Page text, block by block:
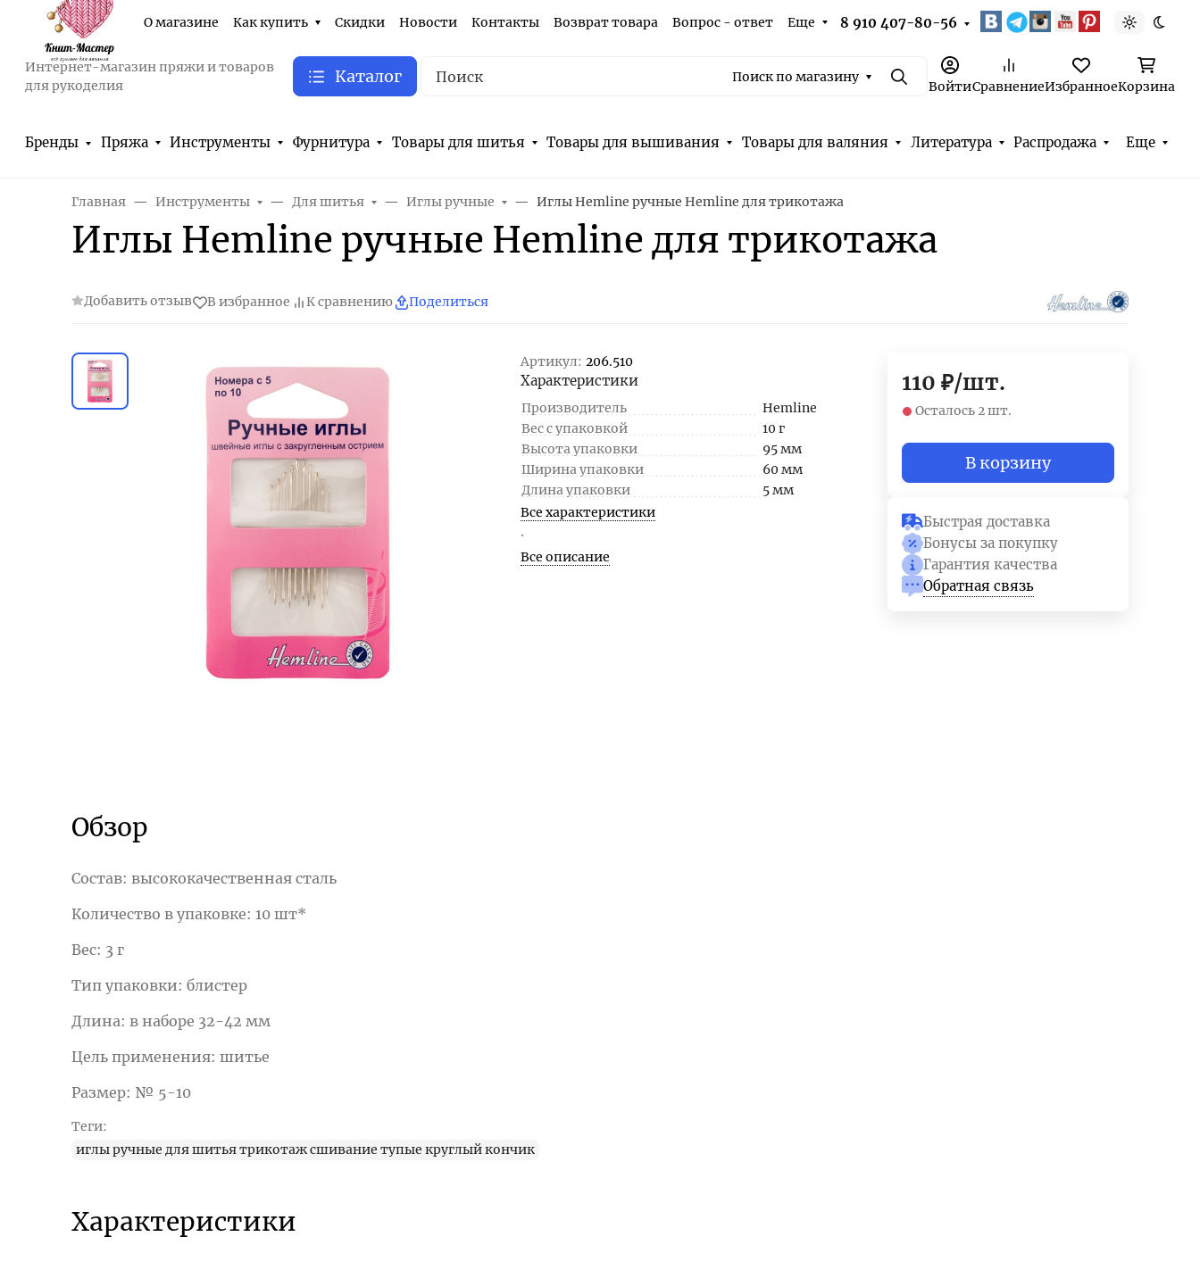
О магазине Как купить Скидки Новости Контакты Возврат товара Вопрос - ответ Еще 8 910 407-80-56 Светлая
Интернет-магазин пряжи и товаров
для рукоделия
Каталог Поиск по магазину ПоискВойтиСравнениеИзбранноеКорзина
Бренды Пряжа Инструменты Фурнитура Товары для шитья Товары для вышивания Товары для валяния Литература Распродажа Еще
Главная Инструменты Для шитья Иглы ручные Иглы Hemline ручные Hemline для трикотажа
Иглы Hemline ручные Hemline для трикотажа
Добавить отзыв В избранное К сравнению Поделиться
Артикул: 206.510
Характеристики
Производитель
Hemline
Вес с упаковкой
10 г
Высота упаковки
95 мм
Ширина упаковки
60 мм
Длина упаковки
5 мм
Все характеристики
.
Все описание
110 ₽/шт.
Осталось 2 шт.
В корзину
Быстрая доставка
Бонусы за покупку
Гарантия качества
Обратная связь
Обзор
Состав: высококачественная сталь
Количество в упаковке: 10 шт*
Вес: 3 г
Тип упаковки: блистер
Длина: в наборе 32-42 мм
Цель применения: шитье
Размер: № 5-10
Теги:
иглы ручные для шитья трикотаж сшивание тупые круглый кончик
Характеристики